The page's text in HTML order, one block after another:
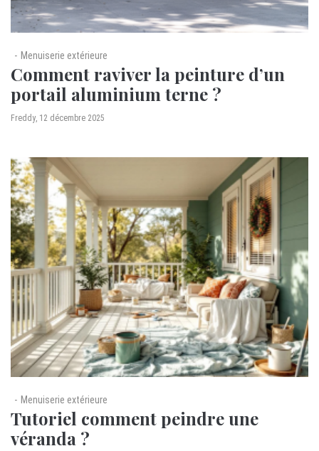
Menuiserie extérieure
Comment raviver la peinture d’un
portail aluminium terne ?
by
Freddy 12 décembre 2025
Menuiserie extérieure
Tutoriel comment peindre une
véranda ?